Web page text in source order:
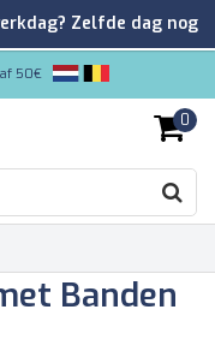
50€
betalen
Kiyoh!
0
Banden
Zelfde dag nog